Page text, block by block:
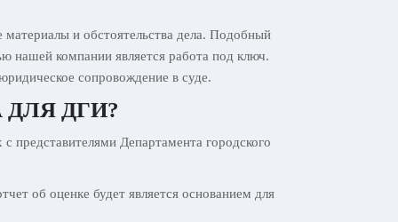
материалы и обстоятельства дела. Подобный
нашей компании является работа под ключ.
сопровождение в суде.
ДГИ?
представителями Департамента городского
об оценке будет является основанием для